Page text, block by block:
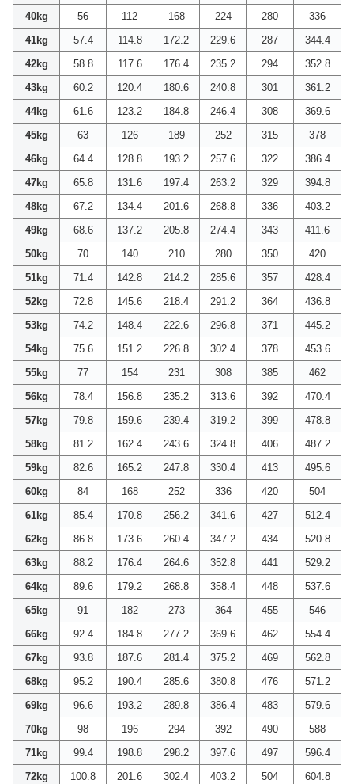
40kg 56 112 168 224 280
336
41kg
57.4 114.8 172.2 229.6 287
344.4
42kg
58.8 117.6 176.4 235.2 294
352.8
43kg
60.2 120.4 180.6 240.8 301
361.2
44kg
61.6 123.2 184.8 246.4 308
369.6
45kg
63 126 189 252 315
378
46kg
64.4 128.8 193.2 257.6 322
386.4
47kg
65.8 131.6 197.4 263.2 329
394.8
48kg
67.2 134.4 201.6 268.8 336
403.2
49kg
68.6 137.2 205.8 274.4 343
411.6
50kg
70 140 210 280 350
420
51kg
71.4 142.8 214.2 285.6 357
428.4
52kg
72.8 145.6 218.4 291.2 364
436.8
53kg
74.2 148.4 222.6 296.8 371
445.2
54kg
75.6 151.2 226.8 302.4 378
453.6
55kg
77 154 231 308 385
462
56kg
78.4 156.8 235.2 313.6 392
470.4
57kg
79.8 159.6 239.4 319.2 399
478.8
58kg
81.2 162.4 243.6 324.8 406
487.2
59kg
82.6 165.2 247.8 330.4 413
495.6
60kg
84 168 252 336 420
504
61kg
85.4 170.8 256.2 341.6 427
512.4
62kg
86.8 173.6 260.4 347.2 434
520.8
63kg
88.2 176.4 264.6 352.8 441
529.2
64kg
89.6 179.2 268.8 358.4 448
537.6
65kg
91 182 273 364 455
546
66kg
92.4 184.8 277.2 369.6 462
554.4
67kg
93.8 187.6 281.4 375.2 469
562.8
68kg
95.2 190.4 285.6 380.8 476
571.2
69kg
96.6 193.2 289.8 386.4 483
579.6
70kg
98 196 294 392 490
588
71kg
99.4 198.8 298.2 397.6 497
596.4
72kg
100.8 201.6 302.4 403.2 504
604.8